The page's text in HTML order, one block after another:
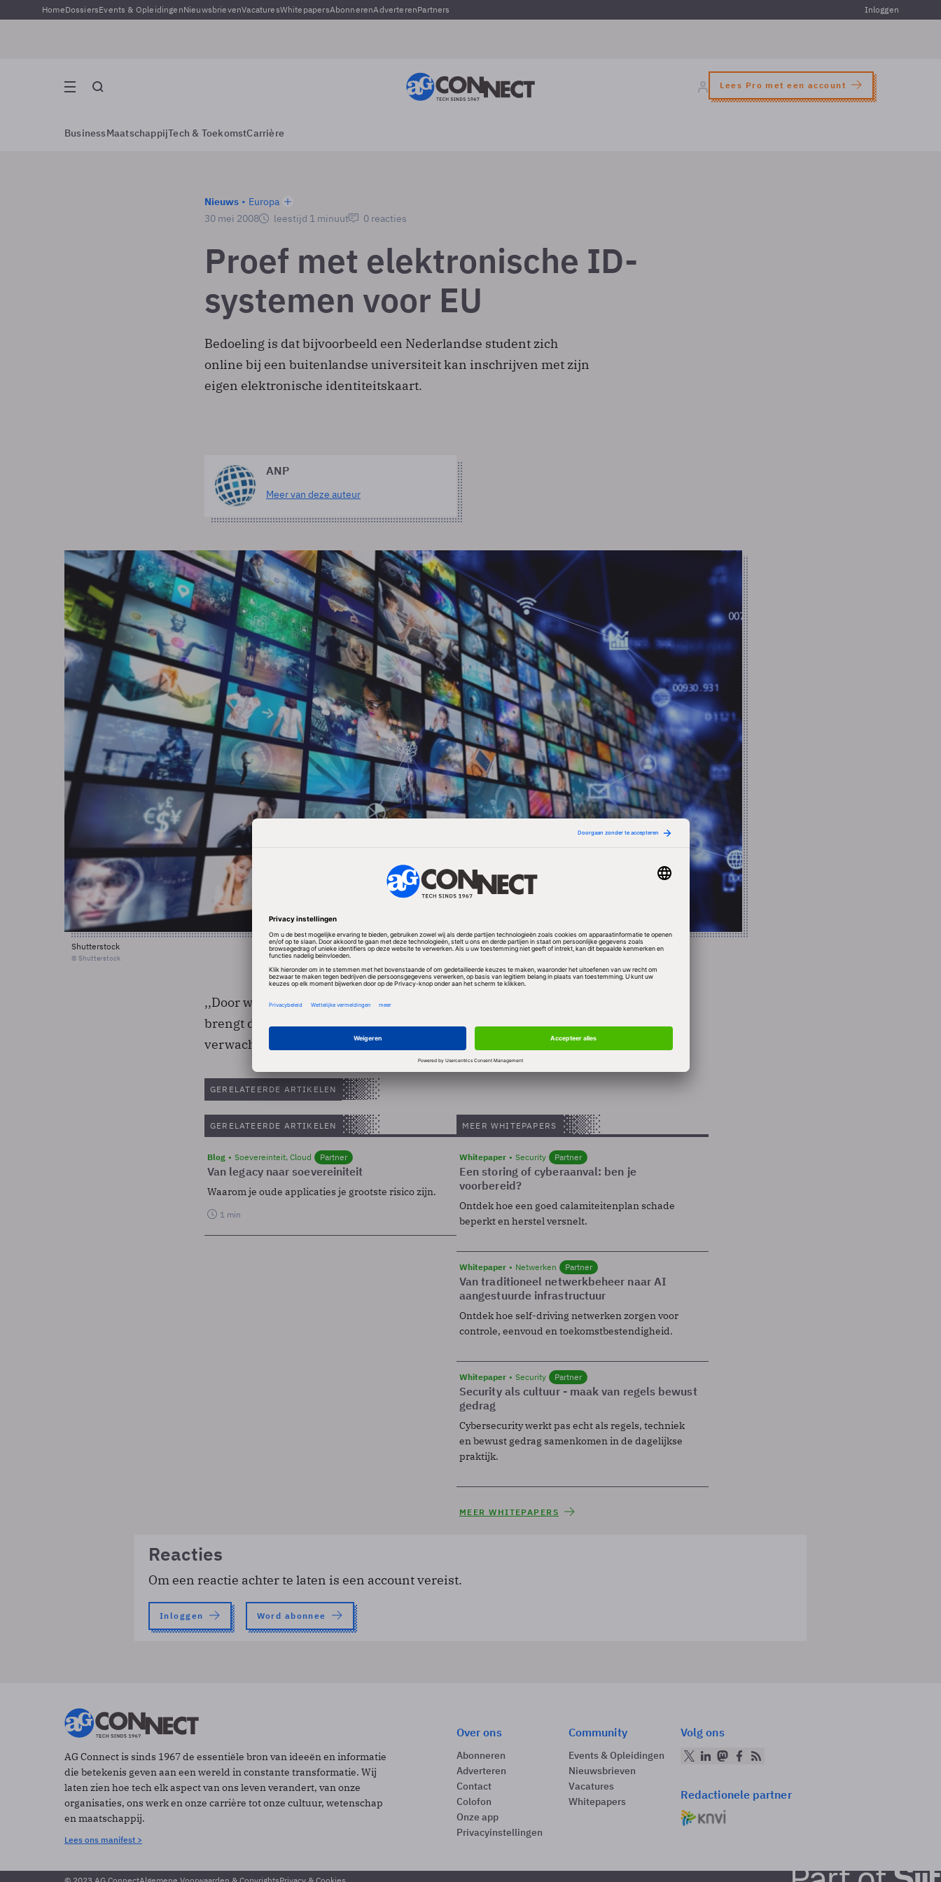
HomeDossiersEvents & OpleidingenNieuwsbrievenVacaturesWhitepapersAbonnerenAdverterenPartners Inloggen
Lees Pro met een account
BusinessMaatschappijTech & ToekomstCarrière
Nieuws
Europa
30 mei 2008
leestijd 1 minuut 0 reacties
Proef met elektronische ID-
systemen voor EU
Bedoeling is dat bijvoorbeeld een Nederlandse student zich
online bij een buitenlandse universiteit kan inschrijven met zijn
eigen elektronische identiteitskaart.
ANP
Meer van deze auteur
Shutterstock
© Shutterstock
,,Door wederwijdse erkenning van elektronische identiteiten door EU-landen
brengt dit project ons dichterbij het naadloze vrije verkeer dat Europeanen
verwachten'', zei commissaris Reding.
GERELATEERDE ARTIKELEN
GERELATEERDE ARTIKELEN
Blog Soevereinteit, Cloud Partner
Van legacy naar soevereiniteit
Waarom je oude applicaties je grootste risico zijn.
1 min
MEER WHITEPAPERS
Whitepaper Security Partner
Een storing of cyberaanval: ben je
voorbereid?
Ontdek hoe een goed calamiteitenplan schade
beperkt en herstel versnelt.
Whitepaper Netwerken Partner
Van traditioneel netwerkbeheer naar AI
aangestuurde infrastructuur
Ontdek hoe self-driving netwerken zorgen voor
controle, eenvoud en toekomstbestendigheid.
Whitepaper Security Partner
Security als cultuur - maak van regels bewust
gedrag
Cybersecurity werkt pas echt als regels, techniek
en bewust gedrag samenkomen in de dagelijkse
praktijk.
MEER WHITEPAPERS
Reacties
Om een reactie achter te laten is een account vereist.
Inloggen Word abonnee
AG Connect is sinds 1967 de essentiële bron van ideeën en informatie
die betekenis geven aan een wereld in constante transformatie. Wij
laten zien hoe tech elk aspect van ons leven verandert, van onze
organisaties, ons werk en onze carrière tot onze cultuur, wetenschap
en maatschappij.
Lees ons manifest >
Over ons
Abonneren
Adverteren
Contact
Colofon
Onze app
Privacyinstellingen
Community
Events & Opleidingen
Nieuwsbrieven
Vacatures
Whitepapers
Volg ons
Redactionele partner